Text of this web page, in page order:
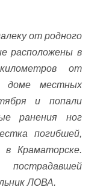
от родного
расположены в
от
доме местных
и попали
ранения ног
погибшей,
Краматорске.
ЛОВА.